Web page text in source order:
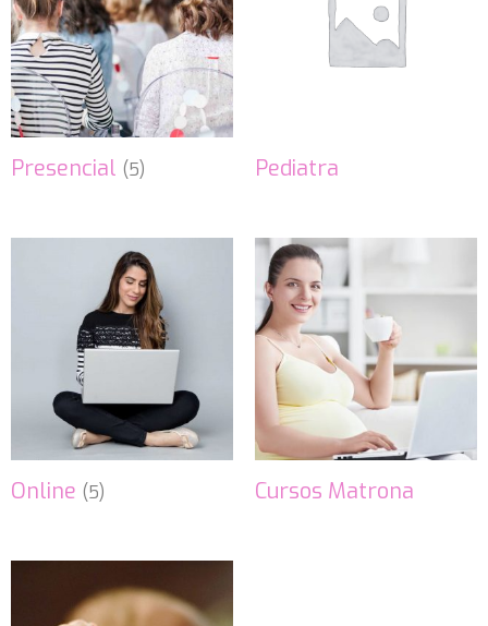
Presencial (5) Pediatra
Online (5) Cursos Matrona